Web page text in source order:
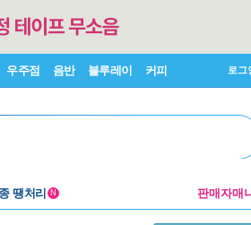
우주점 음반 블루레이 커피 로그
땡처리 N 판매자매